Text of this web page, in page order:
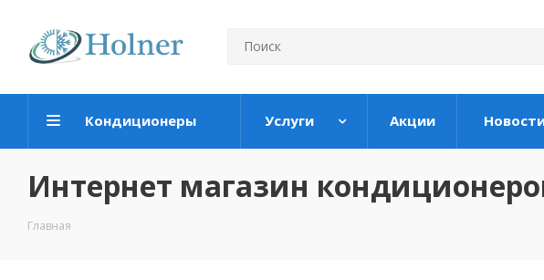
Кондиционеры Услуги Акции
Интернет магазин
Главная